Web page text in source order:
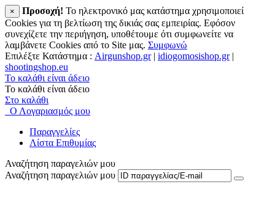
× Προσοχή! To ηλεκτρονικό μας κατάστημα χρησιμοποιεί
Cookies για τη βελτίωση της δικιάς σας εμπειρίας. Εφόσον
συνεχίζετε την περιήγηση, υποθέτουμε ότι συμφωνείτε να
λαμβάνετε Cookies από το Site μας. Συμφωνώ
Επιλέξτε Κατάστημα : Airgunshop.gr| idiogomosishop.gr|
shootingshop.eu
Το καλάθι είναι άδειο
Το καλάθι είναι άδειο
Στο καλάθι
Ο Λογαριασμός μου
Παραγγελίες
Λίστα Επιθυμίας
Αναζήτηση παραγελιών μου
Αναζήτηση παραγελιών μου